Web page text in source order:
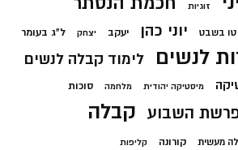
זוגיות
טו בשבט יוני כהן יעקב יצחק ל"ג בעומר
לנשים לימוד קבלה לנשים
מיסטיקה יהודית מלחמה סוכות
השבוע קבלה
מעשית קורונה קליפות